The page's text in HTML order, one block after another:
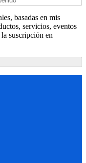
basadas en mis
servicios, eventos
suscripción en